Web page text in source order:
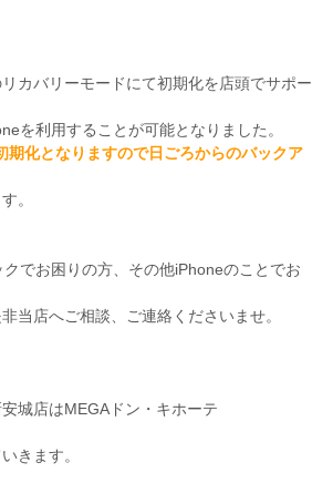
カバリーモードにて初期化を店頭でサポー
を利用することが可能となりました。
化となりますので日ごろからのバックア
。
でお困りの方、その他iPhoneのことでお
当店へご相談、ご連絡くださいませ。
城店はMEGAドン・キホーテ
きます。